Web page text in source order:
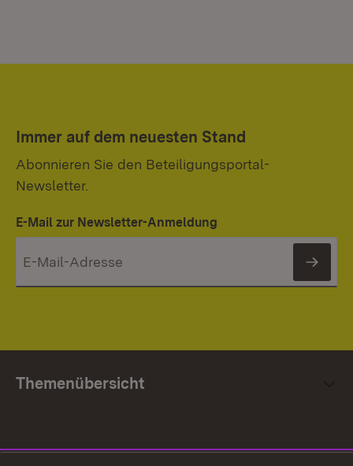
Immer auf dem neuesten Stand
Abonnieren Sie den Beteiligungsportal-
Newsletter.
E-Mail zur Newsletter-Anmeldung
Themenübersicht